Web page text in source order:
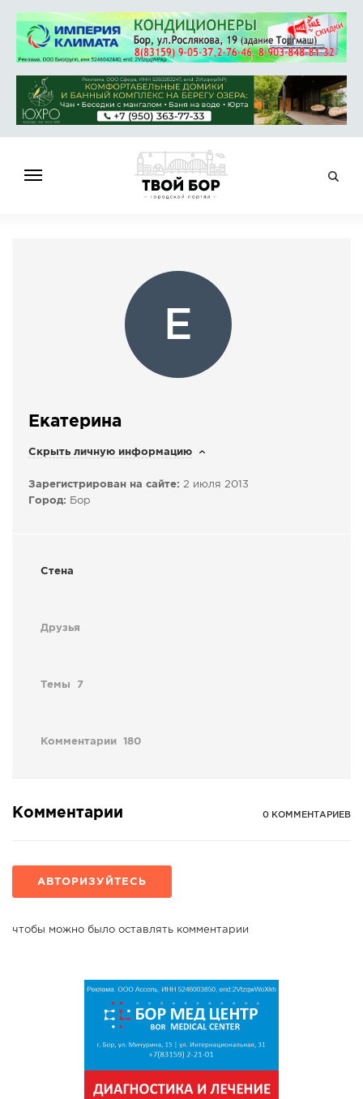
СПРАВОЧНИК
ОБЪЯВЛЕНИЯ
СТАТЬИ
ГОЛОСОВАНИЯ
Е
Екатерина
Скрыть личную информацию
Зарегистрирован на сайте: 2 июля 2013
Город: Бор
Стена
Друзья
Темы 7
Комментарии 180
Комментарии 0 КОММЕНТАРИЕВ
АВТОРИЗУЙТЕСЬ
чтобы можно было оставлять комментарии